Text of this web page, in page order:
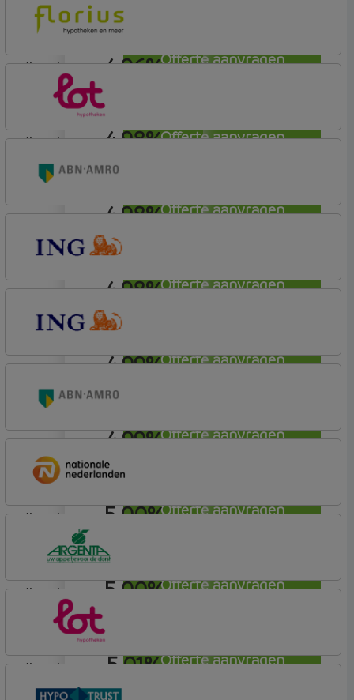
Offerte aanvragen
4,96%
Offerte aanvragen
Profijt twaalf
lineair
4,98%
Offerte aanvragen
Florius
Profijt drie + drie
lineair
4,98%
Offerte aanvragen
lineair
4,98%
Offerte aanvragen
Woning (Incl. Korting)
lineair
4,99%
Offerte aanvragen
Basistarief
lineair
4,99%
Offerte aanvragen
Basistarief
lineair
5,00%
Offerte aanvragen
Woning
lineair
5,00%
Offerte aanvragen
Nationale-Nederlanden Bank
Nationale Nederlanden
lineair
5,01%
Argenta
Hypotheek
lineair